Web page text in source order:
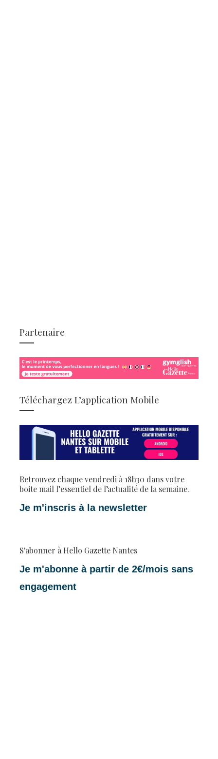
Partenaire
Téléchargez L’application Mobile
Retrouvez chaque vendredi à 18h30 dans votre
boite mail l’essentiel de l’actualité de la semaine.
Je m'inscris à la newsletter
S'abonner à Hello Gazette Nantes
Je m'abonne à partir de 2€/mois sans
engagement